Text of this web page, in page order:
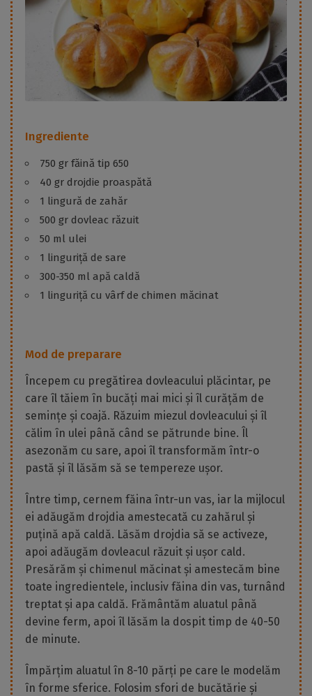
Ingrediente
750 gr făină tip 650
40 gr drojdie proaspătă
1 lingură de zahăr
500 gr dovleac răzuit
50 ml ulei
1 linguriță de sare
300-350 ml apă caldă
1 linguriță cu vârf de chimen măcinat
Mod de preparare
Începem cu pregătirea dovleacului plăcintar, pe
care îl tăiem în bucăți mai mici și îl curățăm de
semințe și coajă. Răzuim miezul dovleacului și îl
călim în ulei până când se pătrunde bine. Îl
asezonăm cu sare, apoi îl transformăm într-o
pastă și îl lăsăm să se tempereze ușor.
Între timp, cernem făina într-un vas, iar la mijlocul
ei adăugăm drojdia amestecată cu zahărul și
puțină apă caldă. Lăsăm drojdia să se activeze,
apoi adăugăm dovleacul răzuit și ușor cald.
Presărăm și chimenul măcinat și amestecăm bine
toate ingredientele, inclusiv făina din vas, turnând
treptat și apa caldă. Frământăm aluatul până
devine ferm, apoi îl lăsăm la dospit timp de 40-50
de minute.
Împărțim aluatul în 8-10 părți pe care le modelăm
în forme sferice. Folosim sfori de bucătărie și